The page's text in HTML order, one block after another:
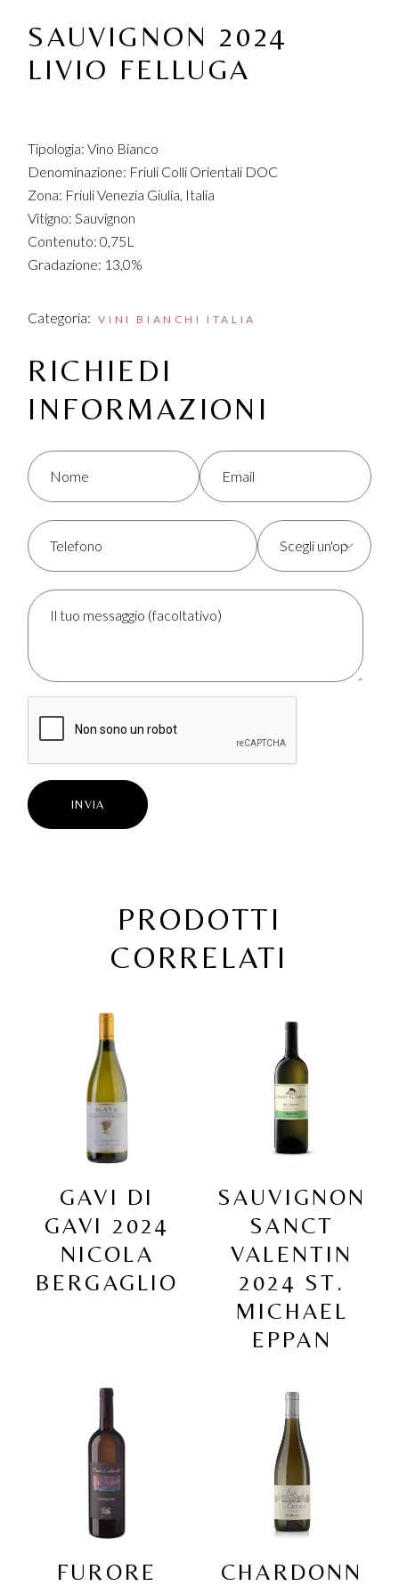
SAUVIGNON 2024
LIVIO FELLUGA
Tipologia: Vino Bianco
Denominazione: Friuli Colli Orientali DOC
Zona: Friuli Venezia Giulia, Italia
Vitigno: Sauvignon
Contenuto: 0,75L
Gradazione: 13,0%
Categoria: VINI BIANCHI ITALIA
RICHIEDI
INFORMAZIONI
INVIA
PRODOTTI
CORRELATI
GAVI DI
GAVI 2024
NICOLA
BERGAGLIO
SAUVIGNON
SANCT
VALENTIN
2024 ST.
MICHAEL
EPPAN
FURORE
CHARDONN